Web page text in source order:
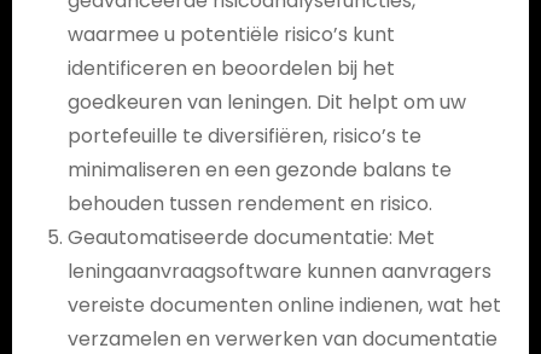
waarmee u potentiële risico’s kunt
identificeren en beoordelen bij het
goedkeuren van leningen. Dit helpt om uw
portefeuille te diversifiëren, risico’s te
minimaliseren en een gezonde balans te
behouden tussen rendement en risico.
Geautomatiseerde documentatie: Met
leningaanvraagsoftware kunnen aanvragers
vereiste documenten online indienen, wat het
verzamelen en verwerken van documentatie